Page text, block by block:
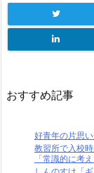
おすすめ記事
好青年の片思
教習所で入校
「常識的に考